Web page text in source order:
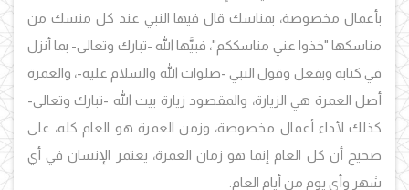
بأعمال مخصوصة، بمناسك قال فيها النبي عند كل منسك من
مناسكها "خذوا عني مناسككم"، فبيَّها الله -تبارك وتعالى- بما أنزل
في كتابه وبفعل وقول النبي -صلوات الله والسلام عليه-، والعمرة
أصل العمرة هي الزيارة، والمقصود زيارة بيت الله -تبارك وتعالى-
كذلك لأداء أعمال مخصوصة، وزمن العمرة هو العام كله، على
صحيح أن كل العام إنما هو زمان العمرة، يعتمر الإنسان في أي
شهر وأي يوم من أيام العام.